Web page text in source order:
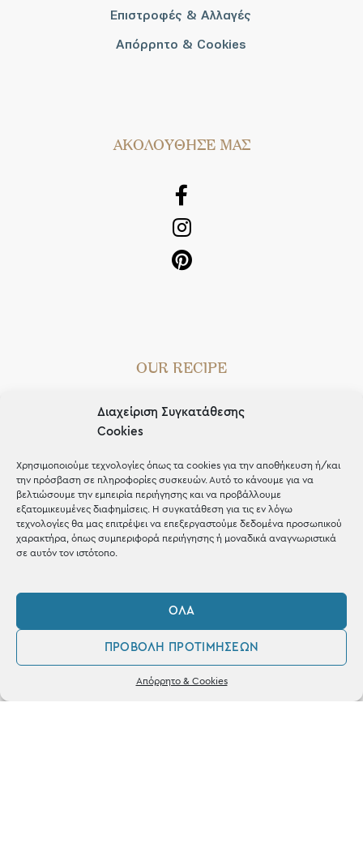
Διαχείριση Συγκατάθεσης
Cookies
Χρησιμοποιούμε τεχνολογίες όπως τα cookies για την αποθήκευση ή/και
την πρόσβαση σε πληροφορίες συσκευών. Αυτό το κάνουμε για να
βελτιώσουμε την εμπειρία περιήγησης και να προβάλλουμε
εξατομικευμένες διαφημίσεις. Η συγκατάθεση για τις εν λόγω
τεχνολογίες θα μας επιτρέψει να επεξεργαστούμε δεδομένα προσωπικού
χαρακτήρα, όπως συμπεριφορά περιήγησης ή μοναδικά αναγνωριστικά
σε αυτόν τον ιστότοπο.
ΌΛΑ
ΠΡΟΒΟΛΉ ΠΡΟΤΙΜΉΣΕΩΝ
Απόρρητο & Cookies
Επιστροφές & Αλλαγές
Απόρρητο & Cookies
AΚΟΛΟΥΘΗΣΕ ΜΑΣ
OUR RECIPE
Blog
Shop the look
ΚΑΤΑΣΤΗΜΑ
Σταθά 17, 38221 Βόλος
2421 217300
Δευ / Τετ / Σαβ: 09:00 - 15:00
0